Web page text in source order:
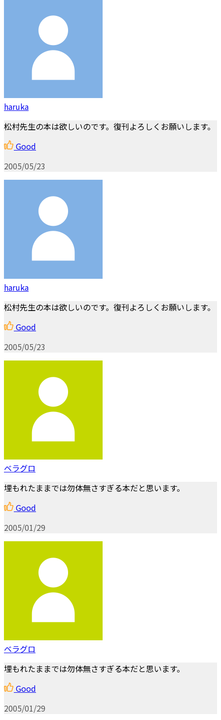
haruka
松村先生の本は欲しいのです。復刊よろしくお願いします。
Good
2005/05/23
haruka
松村先生の本は欲しいのです。復刊よろしくお願いします。
Good
2005/05/23
ベラグロ
埋もれたままでは勿体無さすぎる本だと思います。
Good
2005/01/29
ベラグロ
埋もれたままでは勿体無さすぎる本だと思います。
Good
2005/01/29